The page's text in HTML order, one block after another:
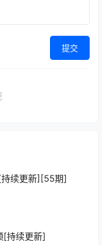
提交
持续更新][55期]
[持续更新]